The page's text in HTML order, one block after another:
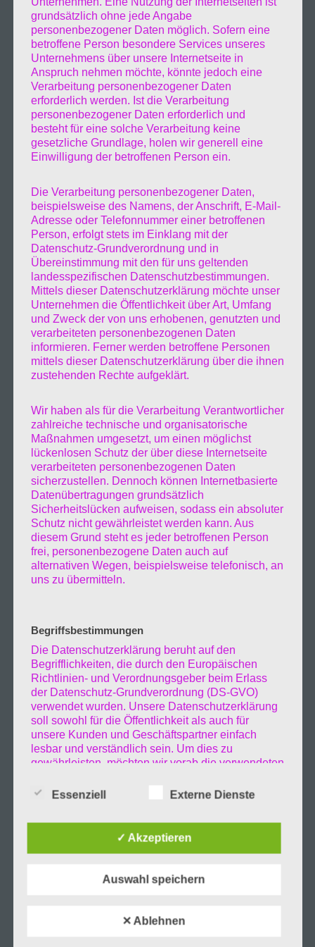
dem Hafen ihre Ehrerbietung. Bei strahlenden
Sonnenschein und Sommerlichen
Temperaturen kamen die zahlreiche Besuche
aus aller Welt. In den zahlreiche Standen
rund um den Hafen war auch für das
leiblich wohl gesorgt und auch Karusselle und
ander Fahrgeschäfte säumten die Straßen.
Schade war nur das die Promenade am
Hafen, die eigentlich hätte bis dahin fertig
hätte sein sollen nur zum teil zugänglich war
und daher nicht wie geplant den kompletten
Hafen abschreiten können sondern musste
einen teil auf dem Bollwerk und der
Hafenstraße fortsetzen.
Ich selber war an den letzten beiden Tagen
dort und habe die herrliche Sonne über der
Landungbrücke genossen.
Als Abschluss nicht ganz als Schluss war das
AIDA aus. So das war es vom Geburtstag.. bis
grundsätzlich ohne jede Angabe
personenbezogener Daten möglich. Sofern eine
betroffene Person besondere Services unseres
Unternehmens über unsere Internetseite in
Anspruch nehmen möchte, könnte jedoch eine
Verarbeitung personenbezogener Daten
erforderlich werden. Ist die Verarbeitung
personenbezogener Daten erforderlich und
besteht für eine solche Verarbeitung keine
gesetzliche Grundlage, holen wir generell eine
Einwilligung der betroffenen Person ein.
Die Verarbeitung personenbezogener Daten,
beispielsweise des Namens, der Anschrift, E-Mail-
Adresse oder Telefonnummer einer betroffenen
Person, erfolgt stets im Einklang mit der
Datenschutz-Grundverordnung und in
Übereinstimmung mit den für uns geltenden
landesspezifischen Datenschutzbestimmungen.
Mittels dieser Datenschutzerklärung möchte unser
Unternehmen die Öffentlichkeit über Art, Umfang
und Zweck der von uns erhobenen, genutzten und
verarbeiteten personenbezogenen Daten
informieren. Ferner werden betroffene Personen
mittels dieser Datenschutzerklärung über die ihnen
zustehenden Rechte aufgeklärt.
Wir haben als für die Verarbeitung Verantwortlicher
zahlreiche technische und organisatorische
Maßnahmen umgesetzt, um einen möglichst
lückenlosen Schutz der über diese Internetseite
verarbeiteten personenbezogenen Daten
sicherzustellen. Dennoch können Internetbasierte
Datenübertragungen grundsätzlich
Sicherheitslücken aufweisen, sodass ein absoluter
Schutz nicht gewährleistet werden kann. Aus
diesem Grund steht es jeder betroffenen Person
frei, personenbezogene Daten auch auf
alternativen Wegen, beispielsweise telefonisch, an
uns zu übermitteln.
Begriffsbestimmungen
Die Datenschutzerklärung beruht auf den
Begrifflichkeiten, die durch den Europäischen
Richtlinien- und Verordnungsgeber beim Erlass
der Datenschutz-Grundverordnung (DS-GVO)
verwendet wurden. Unsere Datenschutzerklärung
soll sowohl für die Öffentlichkeit als auch für
unsere Kunden und Geschäftspartner einfach
lesbar und verständlich sein. Um dies zu
gewährleisten, möchten wir vorab die verwendeten
unter anderem die folgenden Begriffe:
Personenbezogene Daten sind alle Informationen,
Person") beziehen. Als identifizierbar wird eine
Essenziell Externe Dienste
✓ Akzeptieren
Auswahl speichern
✕ Ablehnen